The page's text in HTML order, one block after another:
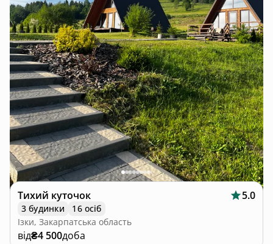
Тихий куточок 5.0
3 будинки
16 осіб
Ізки, Закарпатська область
від₴4 500доба